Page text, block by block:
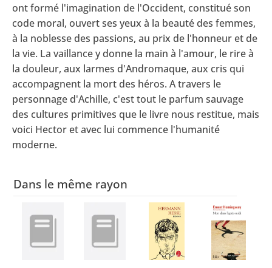
ont formé l'imagination de l'Occident, constitué son
code moral, ouvert ses yeux à la beauté des femmes,
à la noblesse des passions, au prix de l'honneur et de
la vie. La vaillance y donne la main à l'amour, le rire à
la douleur, aux larmes d'Andromaque, aux cris qui
accompagnent la mort des héros. A travers le
personnage d'Achille, c'est tout le parfum sauvage
des cultures primitives que le livre nous restitue, mais
voici Hector et avec lui commence l'humanité
moderne.
Dans le même rayon